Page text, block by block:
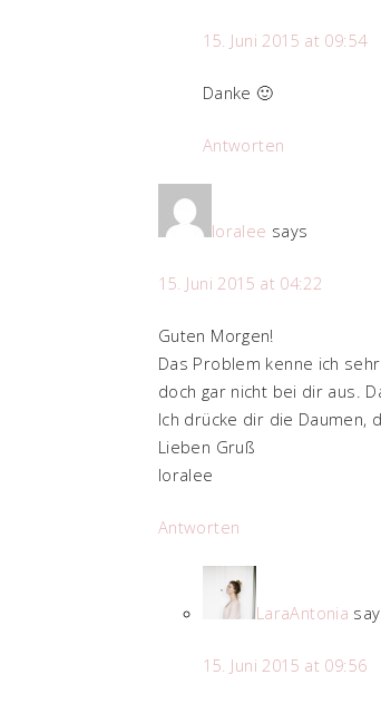
15. Juni 2015 at 09:54
Danke 🙂
Antworten
loralee says
15. Juni 2015 at 04:22
Guten Morgen!
Das Problem kenne ich
doch gar nicht bei dir aus.
Ich drücke dir die Daumen,
Lieben Gruß
loralee
Antworten
LaraAntonia
15. Juni 2015 at 09:56